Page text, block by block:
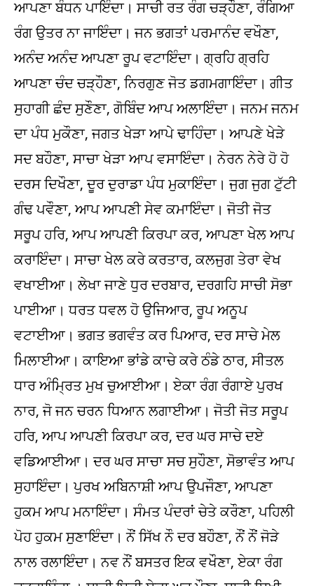
ਆਪਣਾ ਬੰਧਨ ਪਾਇੰਦਾ। ਸਾਚੀ ਰਤ ਰੰਗ ਚੜ੍ਹੌਣਾ, ਰੰਗਿਆ
ਰੰਗ ਉਤਰ ਨਾ ਜਾਇੰਦਾ। ਜਨ ਭਗਤਾਂ ਪਰਮਾਨੰਦ ਵਖੌਣਾ,
ਅਨੰਦ ਅਨੰਦ ਆਪਣਾ ਰੂਪ ਵਟਾਇੰਦਾ। ਗ੍ਰਹਿ ਗ੍ਰਹਿ
ਆਪਣਾ ਚੰਦ ਚੜ੍ਹੌਣਾ, ਨਿਰਗੁਣ ਜੋਤ ਡਗਮਗਾਇੰਦਾ। ਗੀਤ
ਸੁਹਾਗੀ ਛੰਦ ਸੁਣੌਣਾ, ਗੋਬਿੰਦ ਆਪ ਅਲਾਇੰਦਾ। ਜਨਮ ਜਨਮ
ਦਾ ਪੰਧ ਮੁਕੌਣਾ, ਜਗਤ ਖੇੜਾ ਆਪੇ ਢਾਹਿੰਦਾ। ਆਪਣੇ ਖੇੜੇ
ਸਦ ਬਹੌਣਾ, ਸਾਚਾ ਖੇੜਾ ਆਪ ਵਸਾਇੰਦਾ। ਨੇਰਨ ਨੇਰੇ ਹੋ ਹੋ
ਦਰਸ ਦਿਖੌਣਾ, ਦੂਰ ਦੁਰਾਡਾ ਪੰਧ ਮੁਕਾਇੰਦਾ। ਜੁਗ ਜੁਗ ਟੁੱਟੀ
ਗੰਢ ਪਵੌਣਾ, ਆਪ ਆਪਣੀ ਸੇਵ ਕਮਾਇੰਦਾ। ਜੋਤੀ ਜੋਤ
ਸਰੂਪ ਹਰਿ, ਆਪ ਆਪਣੀ ਕਿਰਪਾ ਕਰ, ਆਪਣਾ ਖੇਲ ਆਪ
ਕਰਾਇੰਦਾ। ਸਾਚਾ ਖੇਲ ਕਰੇ ਕਰਤਾਰ, ਕਲਜੁਗ ਤੇਰਾ ਵੇਖ
ਵਖਾਈਆ। ਲੇਖਾ ਜਾਣੇ ਧੁਰ ਦਰਬਾਰ, ਦਰਗਹਿ ਸਾਚੀ ਸੋਭਾ
ਪਾਈਆ। ਧਰਤ ਧਵਲ ਹੋ ਉਜਿਆਰ, ਰੂਪ ਅਨੂਪ
ਵਟਾਈਆ। ਭਗਤ ਭਗਵੰਤ ਕਰ ਪਿਆਰ, ਦਰ ਸਾਚੇ ਮੇਲ
ਮਿਲਾਈਆ। ਕਾਇਆ ਭਾਂਡੇ ਕਾਚੇ ਕਰੇ ਠੰਡੇ ਠਾਰ, ਸੀਤਲ
ਧਾਰ ਅੰਮ੍ਰਿਤ ਮੁਖ ਚੁਆਈਆ। ਏਕਾ ਰੰਗ ਰੰਗਾਏ ਪੁਰਖ
ਨਾਰ, ਜੋ ਜਨ ਚਰਨ ਧਿਆਨ ਲਗਾਈਆ। ਜੋਤੀ ਜੋਤ ਸਰੂਪ
ਹਰਿ, ਆਪ ਆਪਣੀ ਕਿਰਪਾ ਕਰ, ਦਰ ਘਰ ਸਾਚੇ ਦਏ
ਵਡਿਆਈਆ। ਦਰ ਘਰ ਸਾਚਾ ਸਚ ਸੁਹੌਣਾ, ਸੋਭਾਵੰਤ ਆਪ
ਸੁਹਾਇੰਦਾ। ਪੁਰਖ ਅਬਿਨਾਸ਼ੀ ਆਪ ਉਪਜੌਣਾ, ਆਪਣਾ
ਹੁਕਮ ਆਪ ਮਨਾਇੰਦਾ। ਸੰਮਤ ਪੰਦਰਾਂ ਚੇਤੇ ਕਰੌਣਾ, ਪਹਿਲੀ
ਪੋਹ ਹੁਕਮ ਸੁਣਾਇੰਦਾ। ਨੌਂ ਸਿੱਖ ਨੌ ਦਰ ਬਹੌਣਾ, ਨੌਂ ਨੌਂ ਜੋੜੇ
ਨਾਲ ਰਲਾਇੰਦਾ। ਨਵ ਨੌਂ ਬਸਤਰ ਇਕ ਵਖੌਣਾ, ਏਕਾ ਰੰਗ